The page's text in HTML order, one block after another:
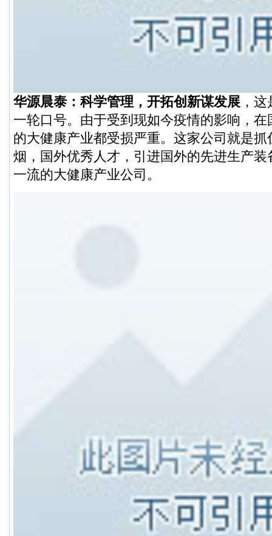
华源晨泰：科学管理，开拓创新谋发展 ，
一轮口号。由于受到现如今疫情的影响，
的大健康产业都受损严重。这家公司就是
烟，国外优秀人才，引进国外的先进生产
一流的大健康产业公司。